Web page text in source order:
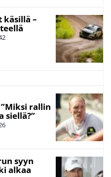
käsillä –
rallin
siellä?”
syyn
alkaa